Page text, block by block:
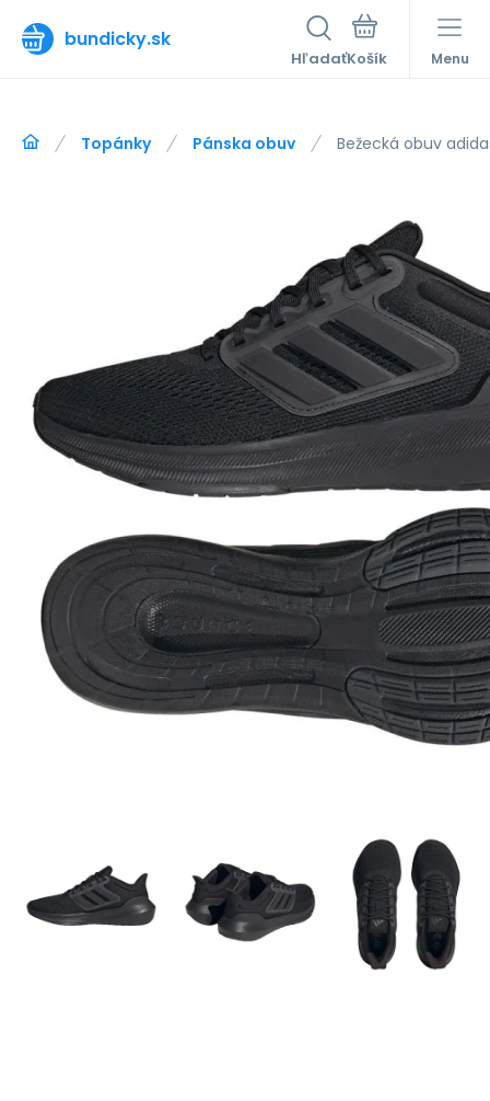
bundicky.sk
Hľadať Menu
Topánky Pánska obuv Bežecká obuv